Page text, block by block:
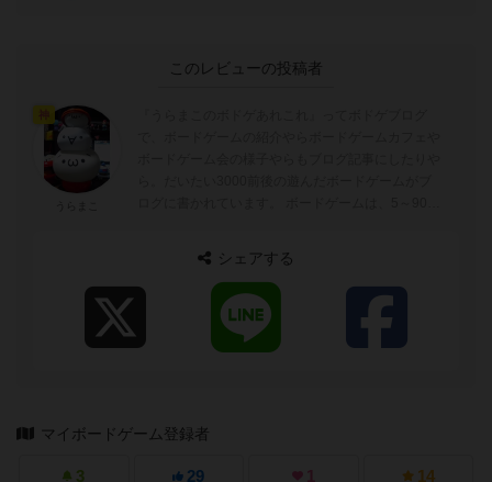
このレビューの投稿者
シェアする
マイボードゲーム登録者
3 29 1 14